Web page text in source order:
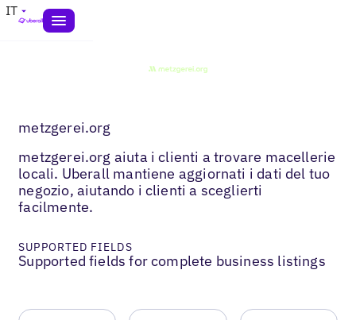
IT
metzgerei.org
metzgerei.org aiuta i clienti a trovare macellerie
locali. Uberall mantiene aggiornati i dati del tuo
negozio, aiutando i clienti a sceglierti
facilmente.
SUPPORTED FIELDS
Supported fields for complete business listings